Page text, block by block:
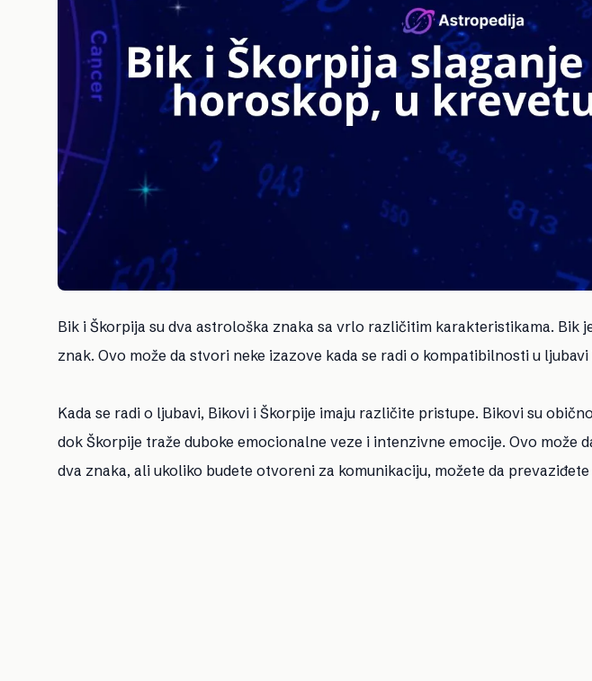
Bik i Škorpija su dva astrološka znaka sa vrlo različitim karakteristikama. Bik
znak. Ovo može da stvori neke izazove kada se radi o kompatibilnosti u ljubavi
Kada se radi o ljubavi, Bikovi i Škorpije imaju različite pristupe. Bikovi su
dok Škorpije traže duboke emocionalne veze i intenzivne emocije. Ovo može
dva znaka, ali ukoliko budete otvoreni za komunikaciju, možete da